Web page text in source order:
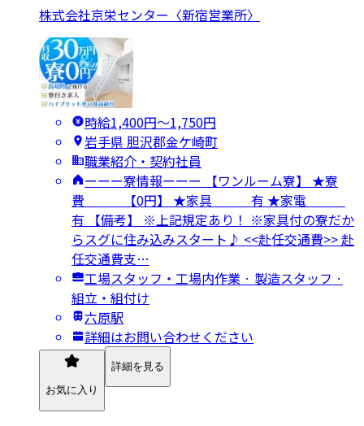
株式会社京栄センター〈新宿営業所〉
時給1,400円〜1,750円
岩手県 胆沢郡金ケ崎町
職業紹介・契約社員
ーーー寮情報ーーー 【ワンルーム寮】 ★寮
費 【0円】 ★家具 有 ★家電
有 【備考】 ※上記規定あり！ ※家具付の寮だか
らスグに住み込みスタート♪ <<赴任交通費>> 赴
任交通費支…
工場スタッフ・工場内作業 · 製造スタッフ ·
組立・組付け
六原駅
詳細はお問い合わせください
お気に入り
詳細を見る